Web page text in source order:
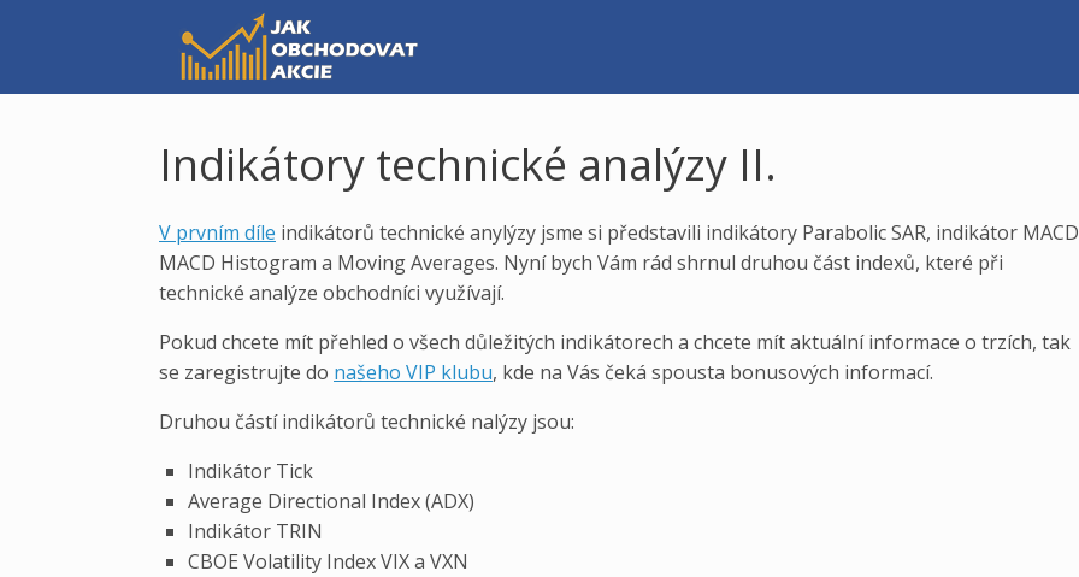
Indikátory technické analýzy II.
V prvním díle indikátorů technické anylýzy jsme si představili indikátory Parabolic SAR, indikátor
MACD Histogram a Moving Averages. Nyní bych Vám rád shrnul druhou část indexů, které při
technické analýze obchodníci využívají.
Pokud chcete mít přehled o všech důležitých indikátorech a chcete mít aktuální informace o trzích, tak
se zaregistrujte do našeho VIP klubu, kde na Vás čeká spousta bonusových informací.
Druhou částí indikátorů technické nalýzy jsou:
Indikátor Tick
Average Directional Index (ADX)
Indikátor TRIN
CBOE Volatility Index VIX a VXN